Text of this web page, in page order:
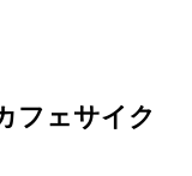
フェサイク